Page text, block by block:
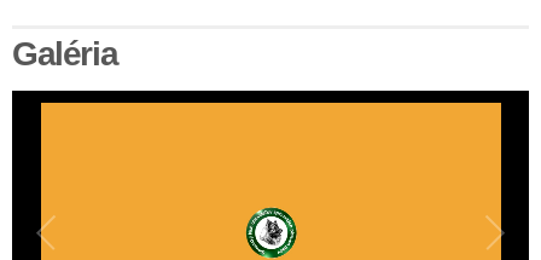
Galéria